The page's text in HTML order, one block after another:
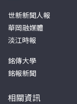
世新新聞人報
華岡融媒體
淡江時報
銘傳大學
銘報新聞
相關資訊